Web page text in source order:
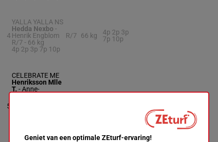
4
YALLA YALLA NS
Hedda Nexbo -
Henrik Engblom
R/7 - 66 kg
4p 2p 3p 7p 10p
R/7 66 kg
4p 2p 3p
7p 10p
5
CELEBRATE ME
Henriksson Mlle
T. -Anne-
Geniet van een optimale ZEturf-ervaring!